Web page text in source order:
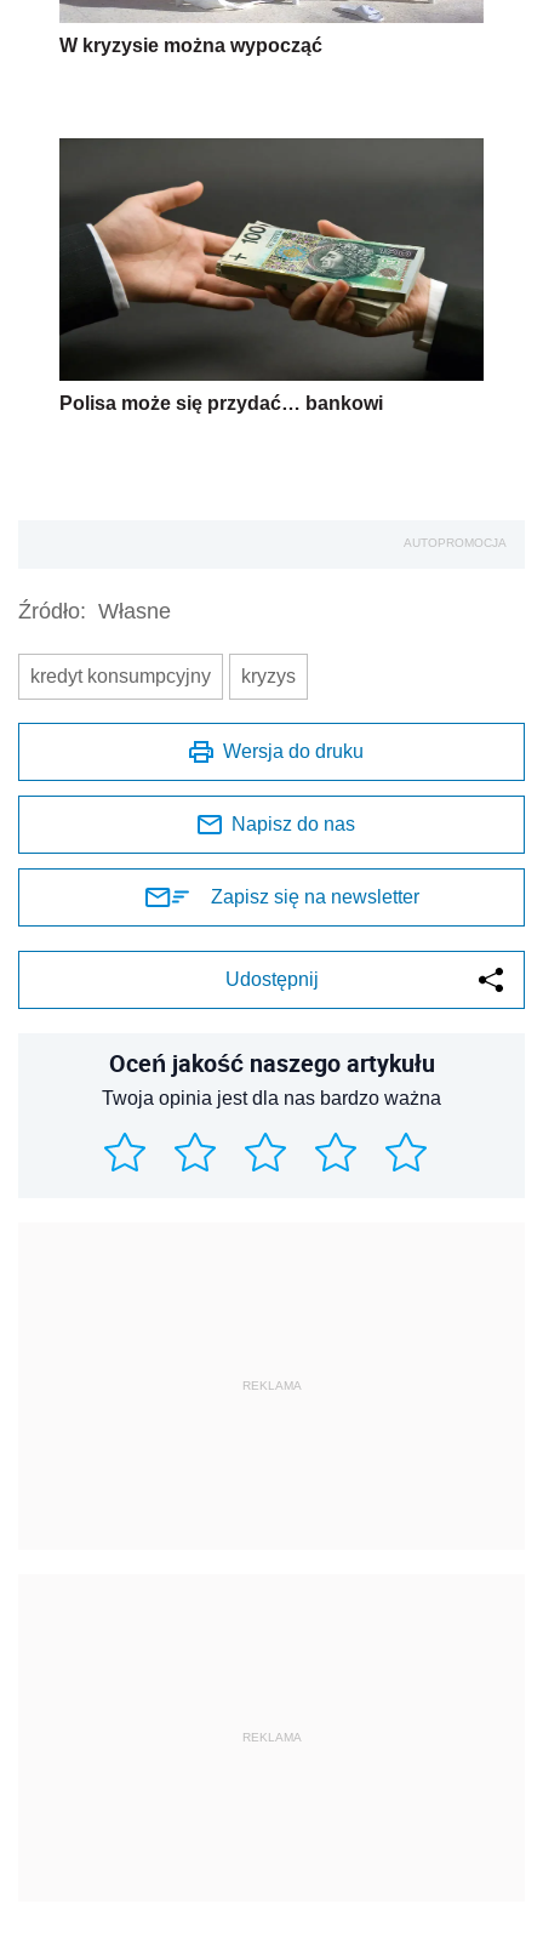
W kryzysie można wypocząć
Polisa może się przydać… bankowi
AUTOPROMOCJA
Źródło: Własne
kredyt konsumpcyjny kryzys
Wersja do druku
Napisz do nas
Zapisz się na newsletter
Udostępnij
Oceń jakość naszego artykułu
Twoja opinia jest dla nas bardzo ważna
REKLAMA
REKLAMA